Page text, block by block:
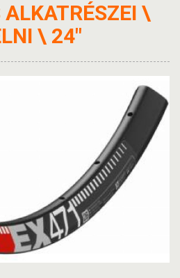
ALKATRÉSZEI \
\ 24"